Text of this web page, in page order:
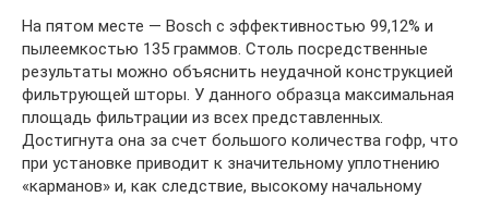
На пятом месте — Bosch с эффективностью 99,12% и
пылеемкостью 135 граммов. Столь посредственные
результаты можно объяснить неудачной конструкцией
фильтрующей шторы. У данного образца максимальная
площадь фильтрации из всех представленных.
Достигнута она за счет большого количества гофр, что
при установке приводит к значительному уплотнению
«карманов» и, как следствие, высокому начальному